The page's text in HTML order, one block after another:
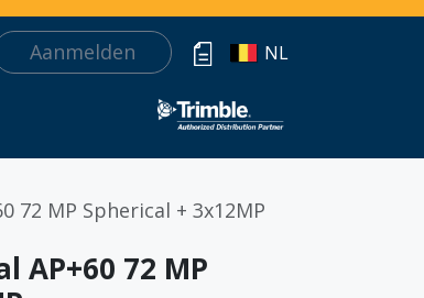
Aanmelden NL
72 MP Spherical + 3x12MP
AP+60 72 MP